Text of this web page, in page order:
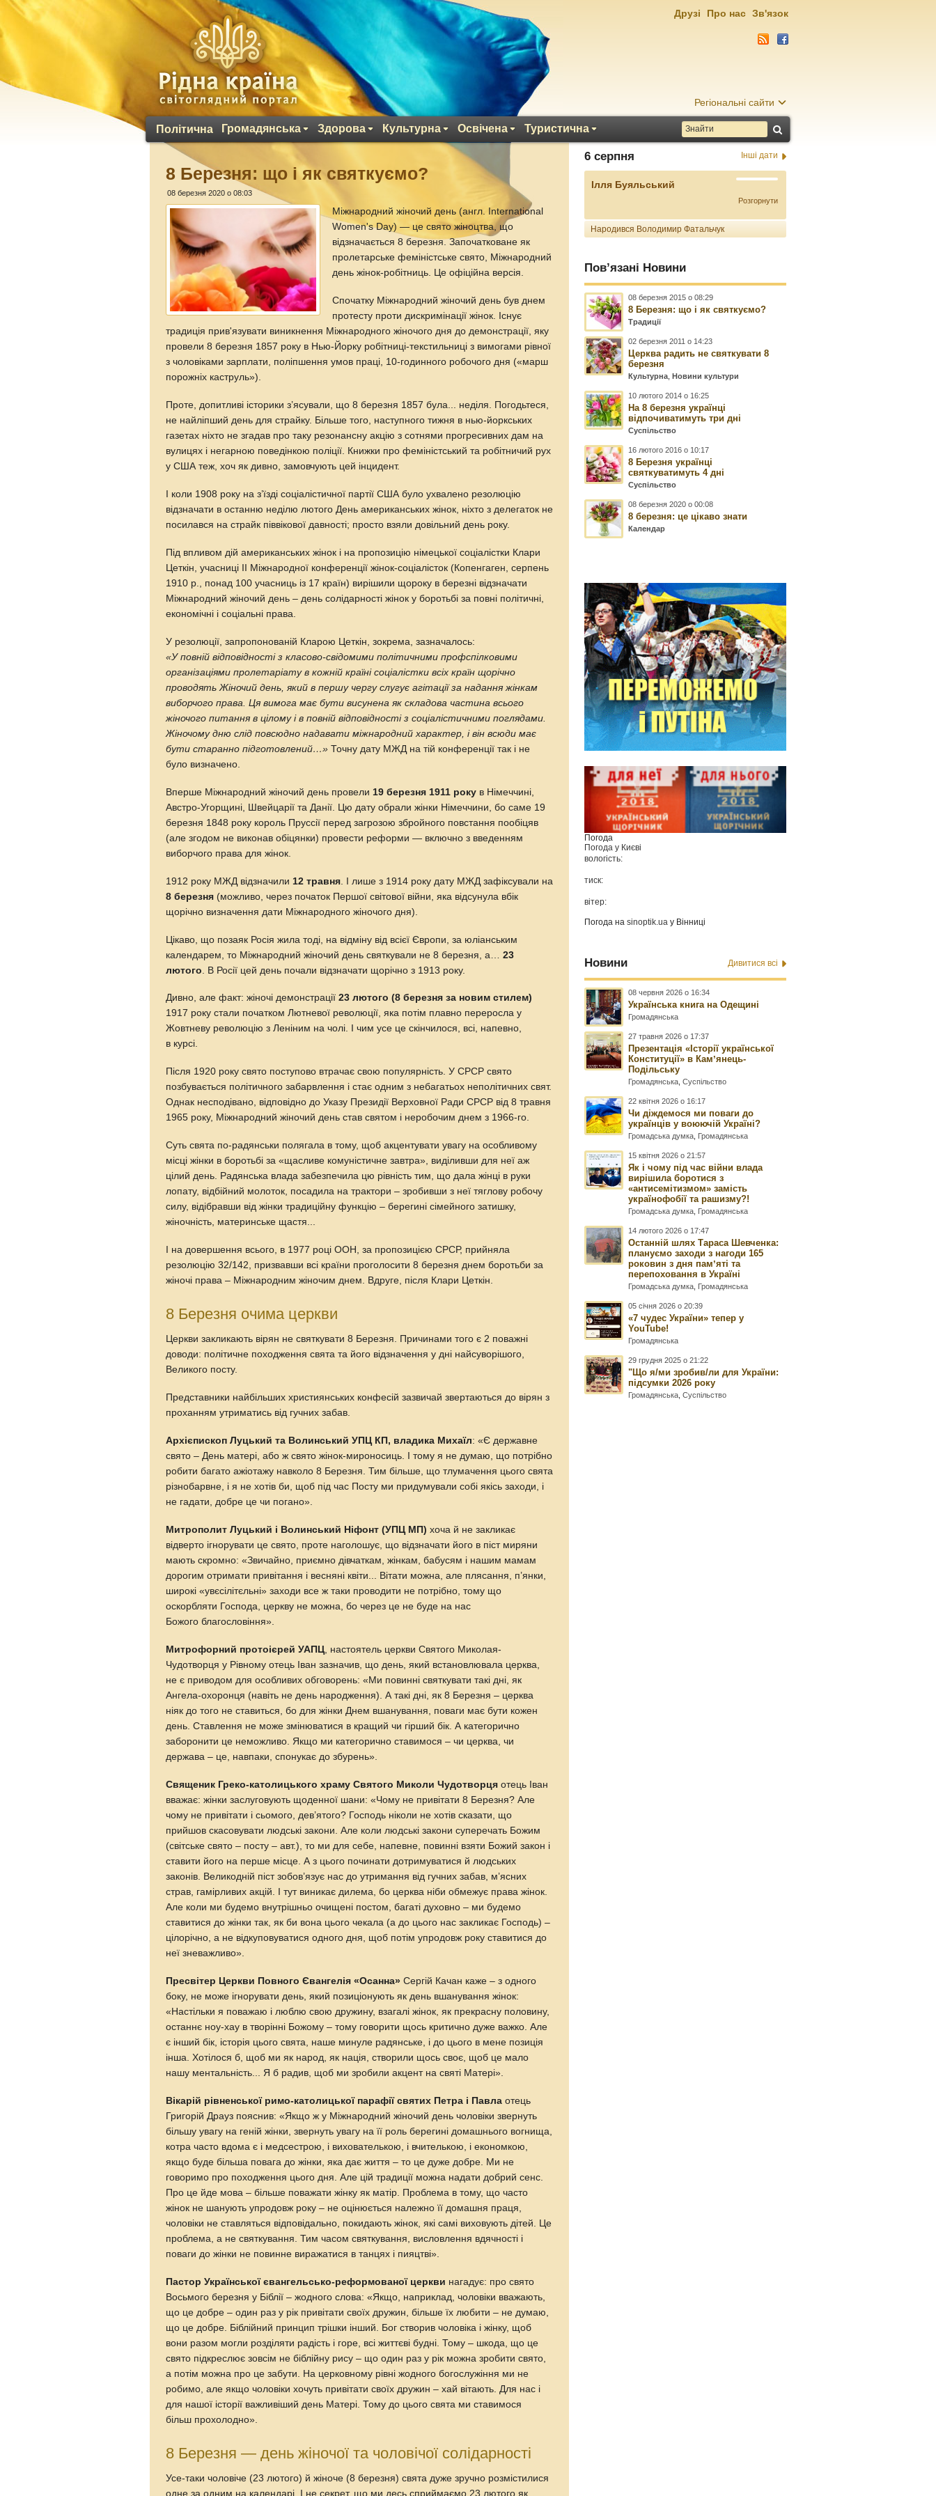
Регіональні сайти
Політична Громадянська Здорова Культурна Освічена Туристична
Друзі Про нас Зв'язок
8 Березня: що і як святкуємо?
08 березня 2020 о 08:03
Міжнародний жіночий день (англ. International
Women's Day) — це свято жіноцтва, що
відзначається 8 березня. Започатковане як
пролетарське феміністське свято, Міжнародний
день жінок-робітниць. Це офіційна версія.
Спочатку Міжнародний жіночий день був днем
протесту проти дискримінації жінок. Існує
традиція прив'язувати виникнення Міжнародного жіночого дня до демонстрації, яку
провели 8 березня 1857 року в Нью-Йорку робітниці-текстильниці з вимогами рівної
з чоловіками зарплати, поліпшення умов праці, 10-годинного робочого дня («марш
порожніх каструль»).
Проте, допитливі історики з’ясували, що 8 березня 1857 була... неділя. Погодьтеся,
не найліпший день для страйку. Більше того, наступного тижня в нью-йоркських
газетах ніхто не згадав про таку резонансну акцію з сотнями прогресивних дам на
вулицях і негарною поведінкою поліції. Книжки про феміністський та робітничий рух
у США теж, хоч як дивно, замовчують цей інцидент.
І коли 1908 року на з’їзді соціалістичної партії США було ухвалено резолюцію
відзначати в останню неділю лютого День американських жінок, ніхто з делегаток не
посилався на страйк піввікової давності; просто взяли довільний день року.
Під впливом дій американських жінок і на пропозицію німецької соціалістки Клари
Цеткін, учасниці II Міжнародної конференції жінок-соціалісток (Копенгаген, серпень
1910 р., понад 100 учасниць із 17 країн) вирішили щороку в березні відзначати
Міжнародний жіночий день – день солідарності жінок у боротьбі за повні політичні,
економічні і соціальні права.
У резолюції, запропонованій Кларою Цеткін, зокрема, зазначалось:
«У повній відповідності з класово-свідомими політичними профспілковими
організаціями пролетаріату в кожній країні соціалістки всіх країн щорічно
проводять Жіночий день, який в першу чергу слугує агітації за надання жінкам
виборчого права. Ця вимога має бути висунена як складова частина всього
жіночого питання в цілому і в повній відповідності з соціалістичними поглядами.
Жіночому дню слід повсюдно надавати міжнародний характер, і він всюди має
бути старанно підготовлений…» Точну дату МЖД на тій конференції так і не
було визначено.
Вперше Міжнародний жіночий день провели 19 березня 1911 року в Німеччині,
Австро-Угорщині, Швейцарії та Данії. Цю дату обрали жінки Німеччини, бо саме 19
березня 1848 року король Пруссії перед загрозою збройного повстання пообіцяв
(але згодом не виконав обіцянки) провести реформи — включно з введенням
виборчого права для жінок.
1912 року МЖД відзначили 12 травня . І лише з 1914 року дату МЖД зафіксували на
8 березня (можливо, через початок Першої світової війни, яка відсунула вбік
щорічно визначення дати Міжнародного жіночого дня).
Цікаво, що позаяк Росія жила тоді, на відміну від всієї Європи, за юліанським
календарем, то Міжнародний жіночий день святкували не 8 березня, а…23
лютого . В Росії цей день почали відзначати щорічно з 1913 року.
Дивно, але факт: жіночі демонстрації23 лютого (8 березня за новим стилем)
1917 року стали початком Лютневої революції, яка потім плавно переросла у
Жовтневу революцію з Леніним на чолі. І чим усе це скінчилося, всі, напевно,
в курсі.
Після 1920 року свято поступово втрачає свою популярність. У СРСР свято
позбувається політичного забарвлення і стає одним з небагатьох неполітичних свят.
Однак несподівано, відповідно до Указу Президії Верховної Ради СРСР від 8 травня
1965 року, Міжнародний жіночий день став святом і неробочим днем з 1966-го.
Суть свята по-радянськи полягала в тому, щоб акцентувати увагу на особливому
місці жінки в боротьбі за «щасливе комуністичне завтра», виділивши для неї аж
цілий день. Радянська влада забезпечила цю рівність тим, що дала жінці в руки
лопату, відбійний молоток, посадила на трактори – зробивши з неї тяглову робочу
силу, відібравши від жінки традиційну функцію – берегині сімейного затишку,
жіночність, материнське щастя...
І на довершення всього, в 1977 році ООН, за пропозицією СРСР, прийняла
резолюцію 32/142, призвавши всі країни проголосити 8 березня днем боротьби за
жіночі права – Міжнародним жіночим днем. Вдруге, після Клари Цеткін.
8 Березня очима церкви
Церкви закликають вірян не святкувати 8 Березня. Причинами того є 2 поважні
доводи: політичне походження свята та його відзначення у дні найсуворішого,
Великого посту.
Представники найбільших християнських конфесій зазвичай звертаються до вірян з
проханням утриматись від гучних забав.
Архієпископ Луцький та Волинський УПЦ КП, владика Михаїл: «Є державне
свято – День матері, або ж свято жінок-мироносиць. І тому я не думаю, що потрібно
робити багато ажіотажу навколо 8 Березня. Тим більше, що тлумачення цього свята
різнобарвне, і я не хотів би, щоб під час Посту ми придумували собі якісь заходи, і
не гадати, добре це чи погано».
Митрополит Луцький і Волинський Ніфонт (УПЦ МП) хоча й не закликає
відверто ігнорувати це свято, проте наголошує, що відзначати його в піст миряни
мають скромно: «Звичайно, приємно дівчаткам, жінкам, бабусям і нашим мамам
дорогим отримати привітання і весняні квіти... Вітати можна, але плясання, п’янки,
широкі «увєсілітєльні» заходи все ж таки проводити не потрібно, тому що
оскорбляти Господа, церкву не можна, бо через це не буде на нас
Божого благословіння».
Митрофорний протоієрей УАПЦ , настоятель церкви Святого Миколая-
Чудотворця у Рівному отець Іван зазначив, що день, який встановлювала церква,
не є приводом для особливих обговорень: «Ми повинні святкувати такі дні, як
Ангела-охоронця (навіть не день народження). А такі дні, як 8 Березня – церква
ніяк до того не ставиться, бо для жінки Днем вшанування, поваги має бути кожен
день. Ставлення не може змінюватися в кращий чи гірший бік. А категорично
заборонити це неможливо. Якщо ми категорично ставимося – чи церква, чи
держава – це, навпаки, спонукає до збурень».
Священик Греко-католицького храму Святого Миколи Чудотворця отець Іван
вважає: жінки заслуговують щоденної шани: «Чому не привітати 8 Березня? Але
чому не привітати і сьомого, дев’ятого? Господь ніколи не хотів сказати, що
прийшов скасовувати людські закони. Але коли людські закони суперечать Божим
(світське свято – посту – авт.), то ми для себе, напевне, повинні взяти Божий закон і
ставити його на перше місце. А з цього починати дотримуватися й людських
законів. Великодній піст зобов’язує нас до утримання від гучних забав, м’ясних
страв, гамірливих акцій. І тут виникає дилема, бо церква ніби обмежує права жінок.
Але коли ми будемо внутрішньо очищені постом, багаті духовно – ми будемо
ставитися до жінки так, як би вона цього чекала (а до цього нас закликає Господь) –
цілорічно, а не відкуповуватися одного дня, щоб потім упродовж року ставитися до
неї зневажливо».
Пресвітер Церкви Повного Євангелія «Осанна» Сергій Качан каже – з одного
боку, не може ігнорувати день, який позиціонують як день вшанування жінок:
«Настільки я поважаю і люблю свою дружину, взагалі жінок, як прекрасну половину,
останнє ноу-хау в творінні Божому – тому говорити щось критично дуже важко. Але
є інший бік, історія цього свята, наше минуле радянське, і до цього в мене позиція
інша. Хотілося б, щоб ми як народ, як нація, створили щось своє, щоб це мало
нашу ментальність... Я б радив, щоб ми зробили акцент на святі Матері».
Вікарій рівненської римо-католицької парафії святих Петра і Павла отець
Григорій Драуз пояснив: «Якщо ж у Міжнародний жіночий день чоловіки звернуть
більшу увагу на геній жінки, звернуть увагу на її роль берегині домашнього вогнища,
котра часто вдома є і медсестрою, і вихователькою, і вчителькою, і економкою,
якщо буде більша повага до жінки, яка дає життя – то це дуже добре. Ми не
говоримо про походження цього дня. Але цій традиції можна надати добрий сенс.
Про це йде мова – більше поважати жінку як матір. Проблема в тому, що часто
жінок не шанують упродовж року – не оцінюється належно її домашня праця,
чоловіки не ставляться відповідально, покидають жінок, які самі виховують дітей. Це
проблема, а не святкування. Тим часом святкування, висловлення вдячності і
поваги до жінки не повинне виражатися в танцях і пияцтві».
Пастор Української євангельсько-реформованої церкви нагадує: про свято
Восьмого березня у Біблії – жодного слова: «Якщо, наприклад, чоловіки вважають,
що це добре – один раз у рік привітати своїх дружин, більше їх любити – не думаю,
що це добре. Біблійний принцип трішки інший. Бог створив чоловіка і жінку, щоб
вони разом могли розділяти радість і горе, всі життєві будні. Тому – шкода, що це
свято підкреслює зовсім не біблійну рису – що один раз у рік можна зробити свято,
а потім можна про це забути. На церковному рівні жодного богослужіння ми не
робимо, але якщо чоловіки хочуть привітати своїх дружин – хай вітають. Для нас і
для нашої історії важливіший день Матері. Тому до цього свята ми ставимося
більш прохолодно».
8 Березня — день жіночої та чоловічої солідарності
Усе-таки чоловіче (23 лютого) й жіноче (8 березня) свята дуже зручно розмістилися
одне за одним на календарі. І не секрет, що ми десь сприймаємо 23 лютого як
6 серпня Інші дати
Ілля Буяльський
Розгорнути
Народився Володимир Фатальчук
Пов’язані Новини
08 березня 2015 о 08:29
8 Березня: що і як святкуємо?
Традиції
02 березня 2011 о 14:23
Церква радить не святкувати 8
березня
Культурна ,Новини культури
10 лютого 2014 о 16:25
На 8 березня українці
відпочиватимуть три дні
Суспільство
16 лютого 2016 о 10:17
8 Березня українці
святкуватимуть 4 дні
Суспільство
08 березня 2020 о 00:08
8 березня: це цікаво знати
Календар
Погода
Погода у Києві
вологість:
тиск:
вітер:
Погода наsinoptik.ua у Вінниці
Новини Дивитися всі
08 червня 2026 о 16:34
Українська книга на Одещині
Громадянська
27 травня 2026 о 17:37
Презентація «Історії української
Конституції» в Камʼянець-
Подільську
Громадянська ,Суспільство
22 квітня 2026 о 16:17
Чи діждемося ми поваги до
українців у воюючій Україні?
Громадська думка Громадянська
15 квітня 2026 о 21:57
Як і чому під час війни влада
вирішила боротися з
«антисемітизмом» замість
українофобії та рашизму?!
Громадська думка Громадянська
14 лютого 2026 о 17:47
Останній шлях Тараса Шевченка:
плануємо заходи з нагоди 165
роковин з дня памʼяті та
перепоховання в Україні
Громадська думка Громадянська
05 січня 2026 о 20:39
«7 чудес України» тепер у
YouTube!
Громадянська
29 грудня 2025 о 21:22
"Що я/ми зробив/ли для України:
підсумки 2026 року
Громадянська ,Суспільство